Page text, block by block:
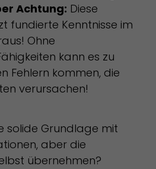
Achtung: Diese
fundierte Kenntnisse im
Ohne
kann es zu
Fehlern kommen, die
verursachen!
solide Grundlage mit
aber die
übernehmen?